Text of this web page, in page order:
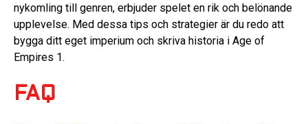
nykomling till genren, erbjuder spelet en rik och belönande
upplevelse. Med dessa tips och strategier är du redo att
bygga ditt eget imperium och skriva historia i Age of
Empires 1.
FAQ